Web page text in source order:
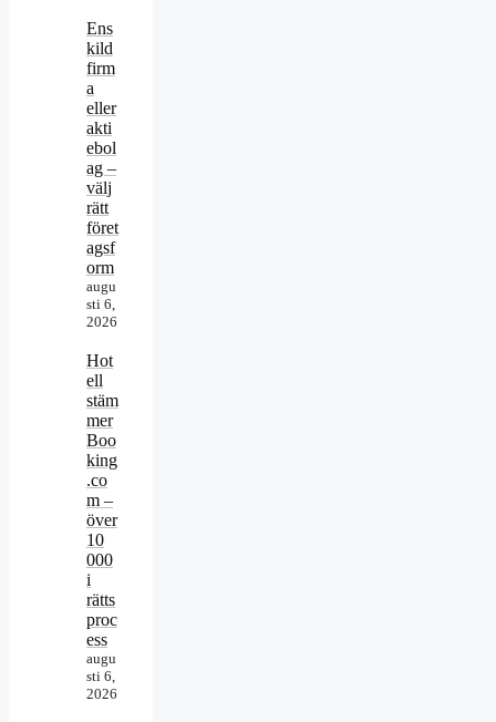
Ens
kild
firm
a
eller
akti
ebol
ag –
välj
rätt
föret
agsf
orm
augu
sti 6,
2026
Hot
ell
stäm
mer
Boo
king
.co
m –
över
10
000
i
rätts
proc
ess
augu
sti 6,
2026